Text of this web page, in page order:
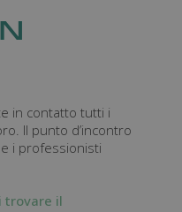
in contatto tutti i
Il punto d’incontro
i professionisti
trovare il